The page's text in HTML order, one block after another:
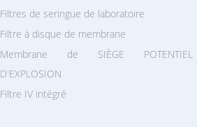
Filtre IV intégré
Filtres de seringue de laboratoire
Filtre à disque de membrane
Membrane de SIÈGE POTENTIEL
D'EXPLOSION